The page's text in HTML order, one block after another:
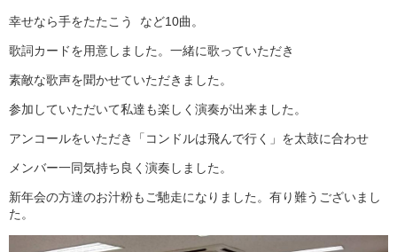
幸せなら手をたたこう など10曲。
歌詞カードを用意しました。一緒に歌っていただき
素敵な歌声を聞かせていただきました。
参加していただいて私達も楽しく演奏が出来ました。
アンコールをいただき「コンドルは飛んで行く」を太鼓に合わせ
メンバー一同気持ち良く演奏しました。
新年会の方達のお汁粉もご馳走になりました。有り難うございまし
た。